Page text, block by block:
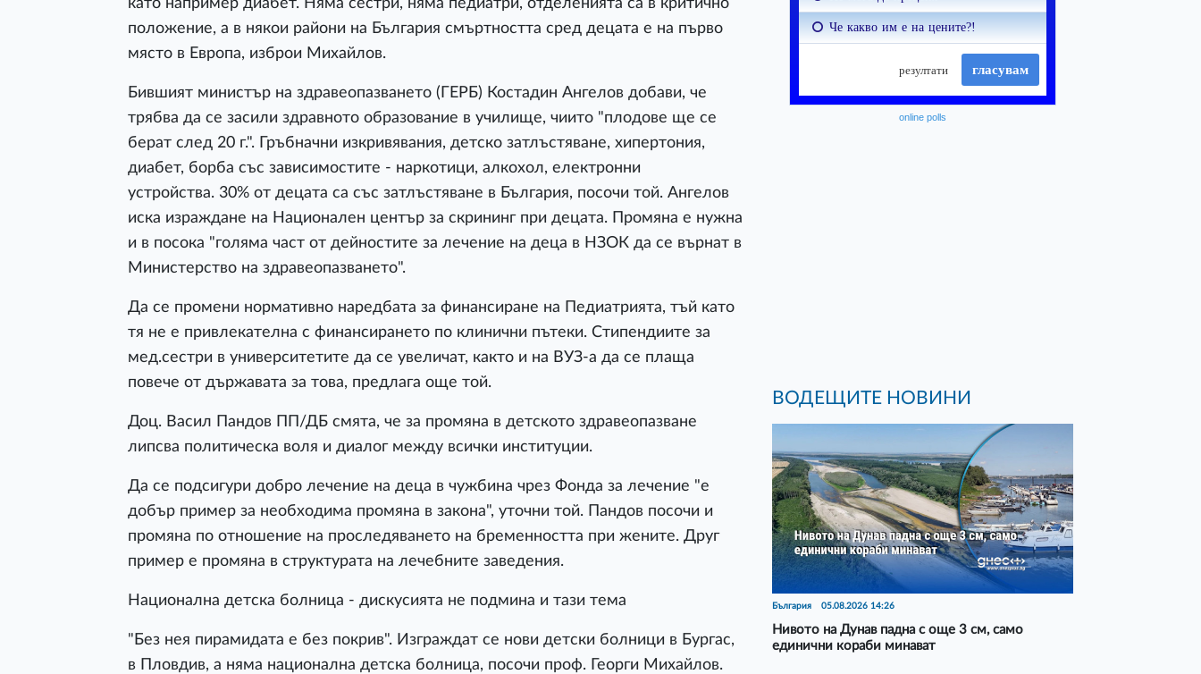
като например диабет. Няма сестри, няма педиатри, отделенията са в критично
положение, а в някои райони на България смъртността сред децата е на първо
място в Европа, изброи Михайлов.
Бившият министър на здравеопазването (ГЕРБ) Костадин Ангелов добави, че
трябва да се засили здравното образование в училище, чиито "плодове ще се
берат след 20 г.". Гръбначни изкривявания, детско затлъстяване, хипертония,
диабет, борба със зависимостите - наркотици, алкохол, електронни
устройства. 30% от децата са със затлъстяване в България, посочи той. Ангелов
иска израждане на Национален център за скрининг при децата. Промяна е нужна
и в посока "голяма част от дейностите за лечение на деца в НЗОК да се върнат в
Министерство на здравеопазването".
Да се промени нормативно наредбата за финансиране на Педиатрията, тъй като
тя не е привлекателна с финансирането по клинични пътеки. Стипендиите за
мед.сестри в университетите да се увеличат, както и на ВУЗ-а да се плаща
повече от държавата за това, предлага още той.
Доц. Васил Пандов ПП/ДБ смята, че за промяна в детското здравеопазване
липсва политическа воля и диалог между всички институции.
Да се подсигури добро лечение на деца в чужбина чрез Фонда за лечение "е
добър пример за необходима промяна в закона", уточни той. Пандов посочи и
промяна по отношение на проследяването на бременността при жените. Друг
пример е промяна в структурата на лечебните заведения.
Национална детска болница - дискусията не подмина и тази тема
"Без нея пирамидата е без покрив". Изграждат се нови детски болници в Бургас,
в Пловдив, а няма национална детска болница, посочи проф. Георги Михайлов.
online polls
ВОДЕЩИТЕ НОВИНИ
България 05.08.2026 14:26
Нивото на Дунав падна с още 3 см, само
единични кораби минават